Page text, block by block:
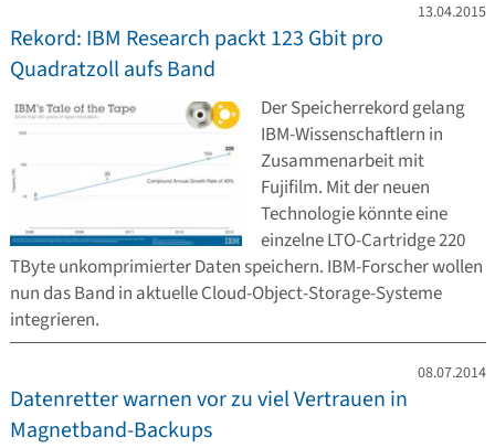
13.04.2015
Rekord: IBM Research packt 123 Gbit pro
Quadratzoll aufs Band
Der Speicherrekord gelang
IBM-Wissenschaftlern in
Zusammenarbeit mit
Fujifilm. Mit der neuen
Technologie könnte eine
einzelne LTO-Cartridge 220
TByte unkomprimierter Daten speichern. IBM-Forscher wollen
nun das Band in aktuelle Cloud-Object-Storage-Systeme
integrieren.
08.07.2014
Datenretter warnen vor zu viel Vertrauen in
Magnetband-Backups